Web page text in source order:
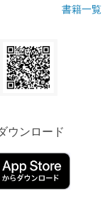
書籍一覧
ウンロード